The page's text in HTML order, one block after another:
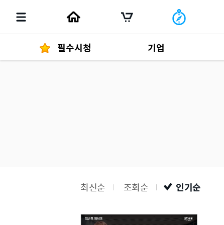
필수시청 기업
최신순 조회순 인기순